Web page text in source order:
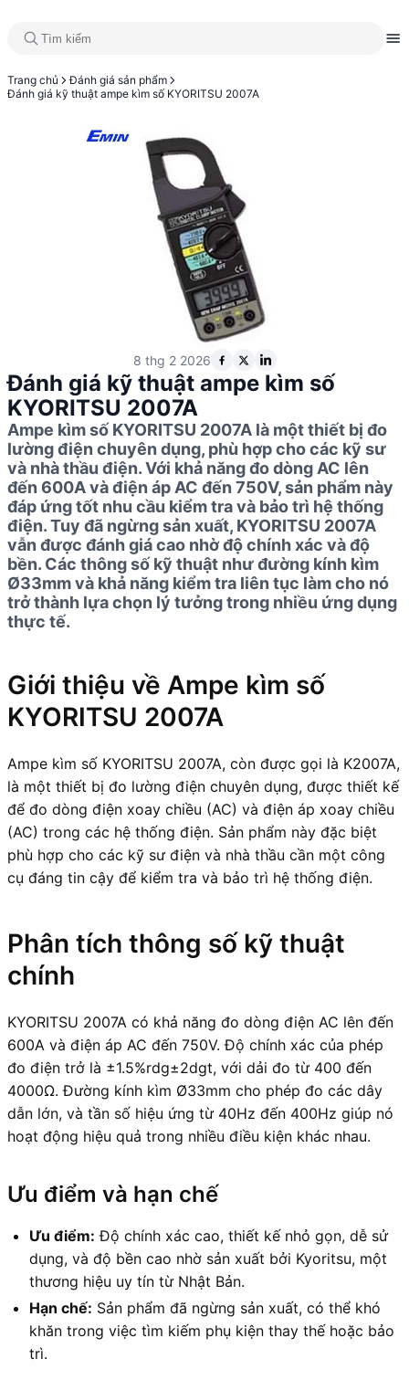
Trang chủ
Đánh giá sản phẩm
Đánh giá kỹ thuật ampe kìm số KYORITSU 2007A
8 thg 2 2026
Đánh giá kỹ thuật ampe kìm số
KYORITSU 2007A
Ampe kìm số KYORITSU 2007A là một thiết bị đo
lường điện chuyên dụng, phù hợp cho các kỹ sư
và nhà thầu điện. Với khả năng đo dòng AC lên
đến 600A và điện áp AC đến 750V, sản phẩm này
đáp ứng tốt nhu cầu kiểm tra và bảo trì hệ thống
điện. Tuy đã ngừng sản xuất, KYORITSU 2007A
vẫn được đánh giá cao nhờ độ chính xác và độ
bền. Các thông số kỹ thuật như đường kính kìm
Ø33mm và khả năng kiểm tra liên tục làm cho nó
trở thành lựa chọn lý tưởng trong nhiều ứng dụng
thực tế.
Giới thiệu về Ampe kìm số
KYORITSU 2007A
Ampe kìm số KYORITSU 2007A, còn được gọi là K2007A,
là một thiết bị đo lường điện chuyên dụng, được thiết kế
để đo dòng điện xoay chiều (AC) và điện áp xoay chiều
(AC) trong các hệ thống điện. Sản phẩm này đặc biệt
phù hợp cho các kỹ sư điện và nhà thầu cần một công
cụ đáng tin cậy để kiểm tra và bảo trì hệ thống điện.
Phân tích thông số kỹ thuật
chính
KYORITSU 2007A có khả năng đo dòng điện AC lên đến
600A và điện áp AC đến 750V. Độ chính xác của phép
đo điện trở là ±1.5%rdg±2dgt, với dải đo từ 400 đến
4000Ω. Đường kính kìm Ø33mm cho phép đo các dây
dẫn lớn, và tần số hiệu ứng từ 40Hz đến 400Hz giúp nó
hoạt động hiệu quả trong nhiều điều kiện khác nhau.
Ưu điểm và hạn chế
Ưu điểm: Độ chính xác cao, thiết kế nhỏ gọn, dễ sử
dụng, và độ bền cao nhờ sản xuất bởi Kyoritsu, một
thương hiệu uy tín từ Nhật Bản.
Hạn chế: Sản phẩm đã ngừng sản xuất, có thể khó
khăn trong việc tìm kiếm phụ kiện thay thế hoặc bảo
trì.